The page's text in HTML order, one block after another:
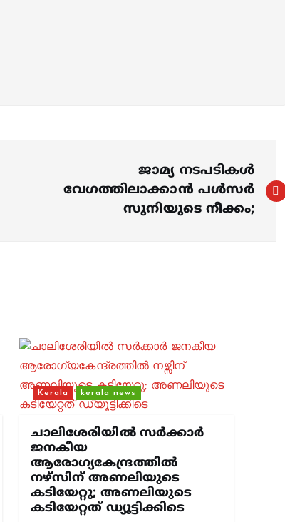
ജാമ്യ നടപടികൾ
വേഗത്തിലാക്കാൻ പള്‍സര്‍
സുനിയുടെ നീക്കം;
Kerala kerala news
ചാലിശേരിയില്‍ സര്‍ക്കാര്‍
ജനകീയ
ആരോഗ്യകേന്ദ്രത്തില്‍
നഴ്സിന് അണലിയുടെ
കടിയേറ്റു; അണലിയുടെ
കടിയേറ്റത് ഡ്യൂട്ടിക്കിടെ